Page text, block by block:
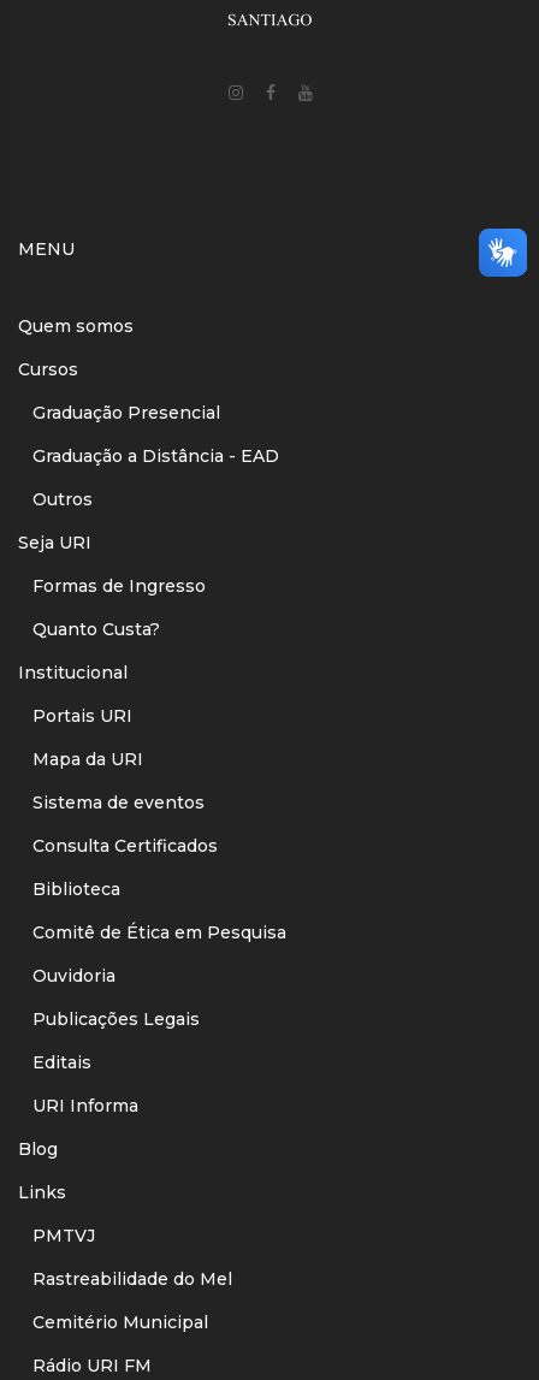
MENU
Quem somos
Cursos
Graduação Presencial
Graduação a Distância - EAD
Outros
Seja URI
Formas de Ingresso
Quanto Custa?
Institucional
Portais URI
Mapa da URI
Sistema de eventos
Consulta Certificados
Biblioteca
Comitê de Ética em Pesquisa
Ouvidoria
Publicações Legais
Editais
URI Informa
Blog
Links
PMTVJ
Rastreabilidade do Mel
Cemitério Municipal
Rádio URI FM